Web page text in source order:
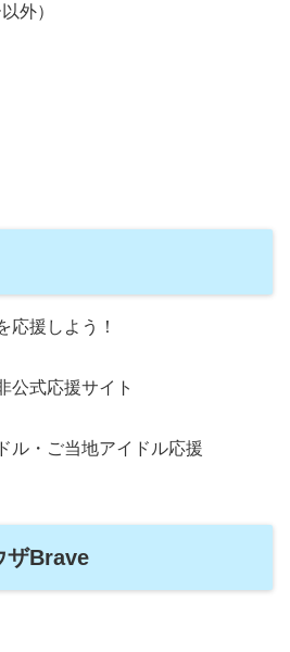
外）
応援しよう！
公式応援サイト
ル・ご当地アイドル応援
ザBrave